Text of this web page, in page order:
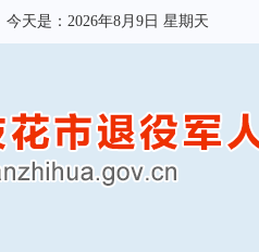
今天是： 2026年8月9日 星期天